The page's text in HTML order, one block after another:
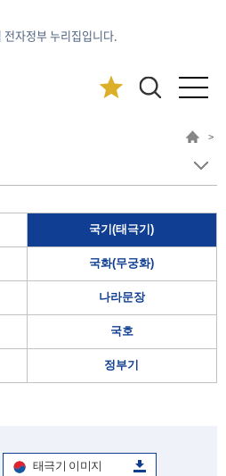
자정부 누리집입니다.
>
국기(태극기)
국화(무궁화)
나라문장
국호
정부기
태극기 이미지